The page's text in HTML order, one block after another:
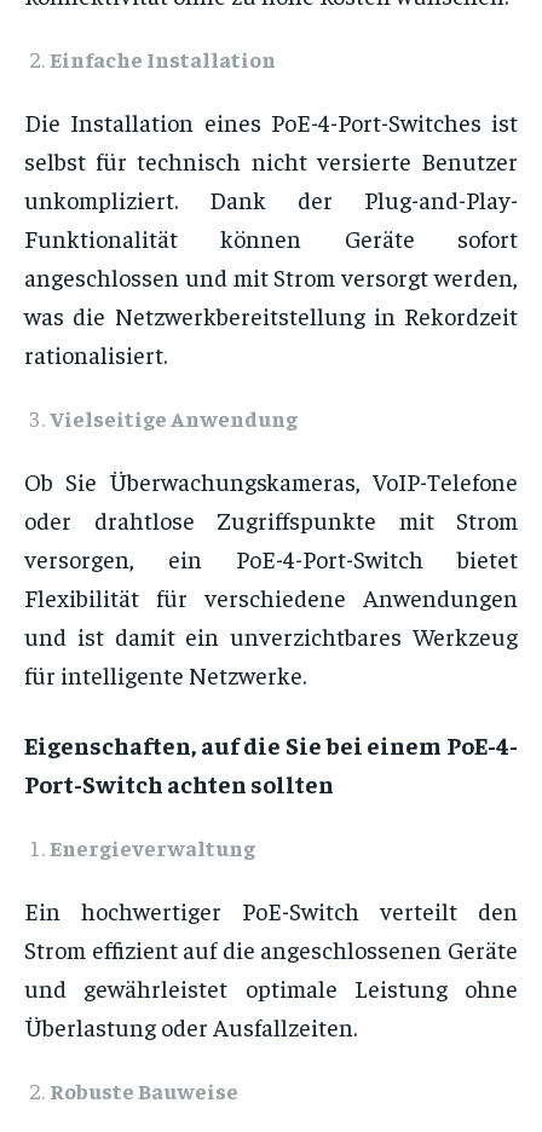
Einfache Installation
Die Installation eines PoE-4-Port-Switches ist
selbst für technisch nicht versierte Benutzer
unkompliziert. Dank der Plug-and-Play-
Funktionalität können Geräte sofort
angeschlossen und mit Strom versorgt werden,
was die Netzwerkbereitstellung in Rekordzeit
rationalisiert.
Vielseitige Anwendung
Ob Sie Überwachungskameras, VoIP-Telefone
oder drahtlose Zugriffspunkte mit Strom
versorgen, ein PoE-4-Port-Switch bietet
Flexibilität für verschiedene Anwendungen
und ist damit ein unverzichtbares Werkzeug
für intelligente Netzwerke.
Eigenschaften, auf die Sie bei einem PoE-4-
Port-Switch achten sollten
Energieverwaltung
Ein hochwertiger PoE-Switch verteilt den
Strom effizient auf die angeschlossenen Geräte
und gewährleistet optimale Leistung ohne
Überlastung oder Ausfallzeiten.
Robuste Bauweise